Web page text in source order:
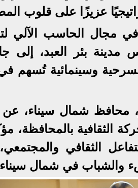
عزيزًا على قلوب
مجال الحاسب الآلي
مدينة بئر العبد، إلى
وسينمائية تُسهم
محافظ شمال سيناء، عن
الثقافية بالمحافظة،
الثقافي والمجتمعي،
والشباب في شمال